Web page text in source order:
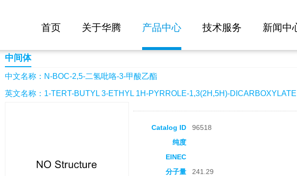
首页 关于华腾 产品中心 技术服务 新闻中
N-BOC-2,5-二氢吡咯-3-甲酸乙酯
中间体
中文名称：N-BOC-2,5-二氢吡咯-3-甲酸乙酯
英文名称：1-TERT-BUTYL 3-ETHYL 1H-PYRROLE-1,3(2H,5H)-DICARBOXYLATE
Catalog ID 96518
纯度
EINEC
分子量 241.29